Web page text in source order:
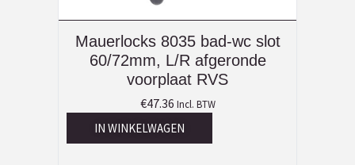
Mauerlocks 8035 bad-wc slot
60/72mm, L/R afgeronde
voorplaat RVS
€47.36 Incl. BTW
IN WINKELWAGEN